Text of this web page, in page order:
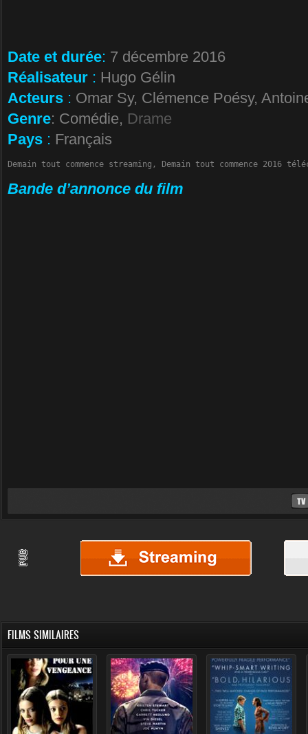
Date et durée: 7 décembre 2016
Réalisateur : Hugo Gélin
Acteurs : Omar Sy, Clémence Poésy,
Genre: Comédie, Drame
Pays : Français
Demain tout commence streaming, Demain tout commence
Bande d’annonce du film
FILMS SIMILAIRES